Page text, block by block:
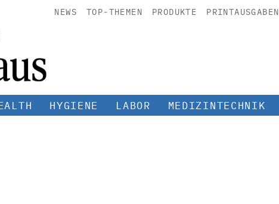
NEWS TOP-THEMEN PRODUKTE PRINTAUSGABEN
HYGIENE LABOR MEDIZINTECHNIK